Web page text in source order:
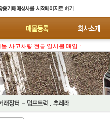
물 사고차량 현금 일시불 매입 : 폐차-수출